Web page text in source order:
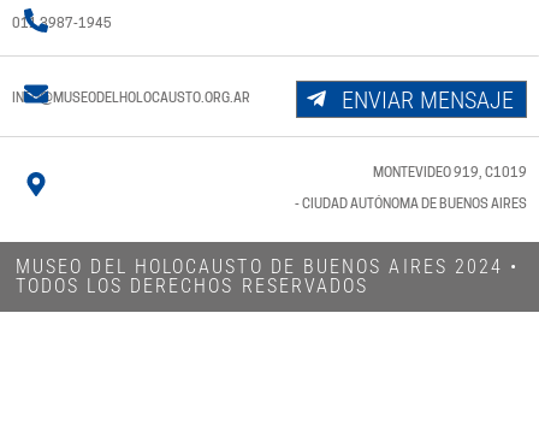
011 3987-1945
INFO@MUSEODELHOLOCAUSTO.ORG.AR ENVIAR MENSAJE
MONTEVIDEO 919, C1019
- CIUDAD AUTÓNOMA DE BUENOS AIRES
MUSEO DEL HOLOCAUSTO DE BUENOS AIRES 2024​ •
TODOS LOS DERECHOS RESERVADOS